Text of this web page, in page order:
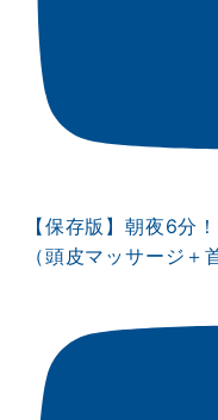
【保存版】朝夜6分
（頭皮マッサージ＋